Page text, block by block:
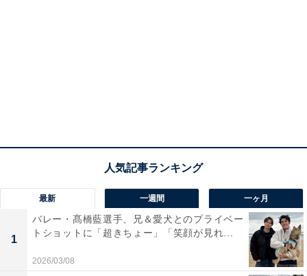
最新 一週間 一ヶ月
1
バレー・髙橋藍選手、兄＆愛犬とのプライベー
トショットに「超きちょー」「笑顔が見れ...
2026/03/08